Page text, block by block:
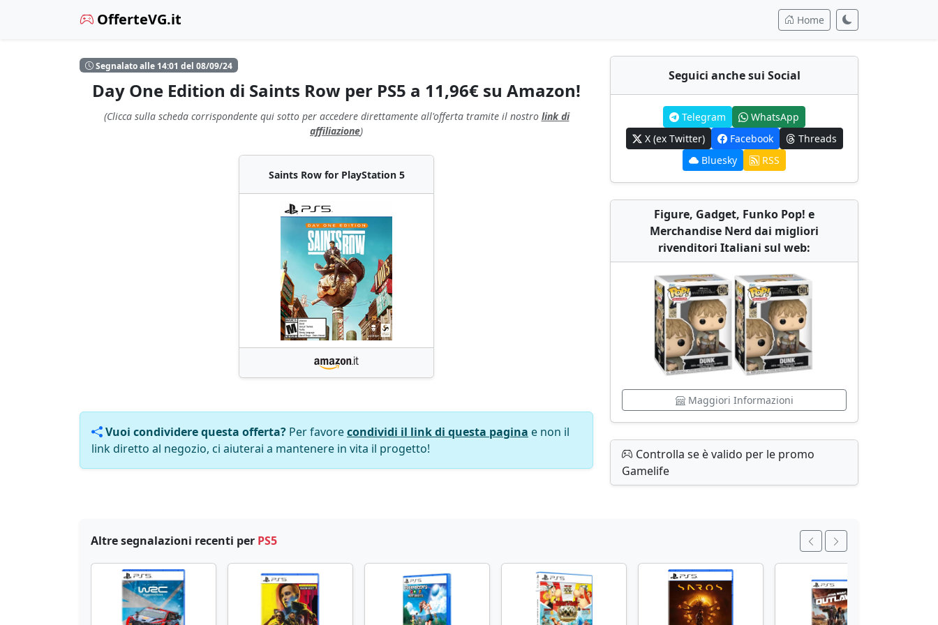
OfferteVG.it Home
Segnalato alle 14:01 del 08/09/24
Day One Edition di Saints Row per PS5 a 11,96€ su Amazon!
(Clicca sulla scheda corrispondente qui sotto per accedere direttamente all'offerta tramite il nostro link di
affiliazione)
Saints Row for PlayStation 5
Vuoi condividere questa offerta? Per favorecondividi il link di questa pagina e non il
link diretto al negozio, ci aiuterai a mantenere in vita il progetto!
Seguici anche sui Social
Telegram
WhatsApp
X (ex Twitter)
Facebook
Threads
Bluesky
RSS
Figure, Gadget, Funko Pop! e
Merchandise Nerd dai migliori
rivenditori Italiani sul web:
Maggiori Informazioni
Controlla se è valido per le promo
Gamelife
Altre segnalazioni recenti per PS5